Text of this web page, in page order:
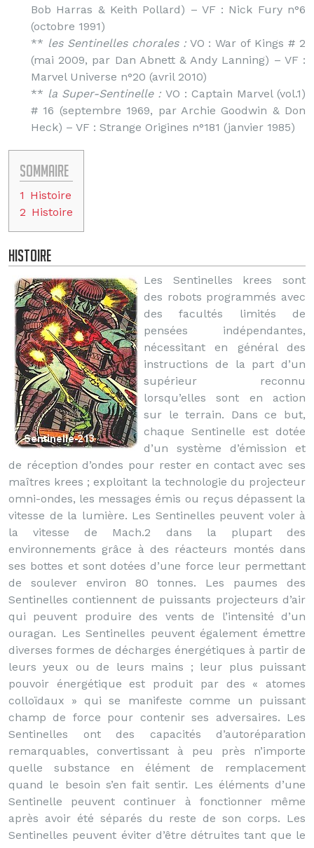
Bob Harras & Keith Pollard) – VF : Nick Fury n°6
(octobre 1991)
** les Sentinelles chorales :VO : War of Kings # 2
(mai 2009, par Dan Abnett & Andy Lanning) – VF :
Marvel Universe n°20 (avril 2010)
** la Super-Sentinelle : VO : Captain Marvel (vol.1)
# 16 (septembre 1969, par Archie Goodwin & Don
Heck) – VF : Strange Origines n°181 (janvier 1985)
Sommaire
1 Histoire
2 Histoire
Histoire
Les Sentinelles krees sont
des robots programmés avec
des facultés limités de
pensées indépendantes,
nécessitant en général des
instructions de la part d’un
supérieur reconnu
lorsqu’elles sont en action
sur le terrain. Dans ce but,
chaque Sentinelle est dotée
d’un système d’émission et
de réception d’ondes pour rester en contact avec ses
maîtres krees ; exploitant la technologie du projecteur
omni-ondes, les messages émis ou reçus dépassent la
vitesse de la lumière. Les Sentinelles peuvent voler à
la vitesse de Mach.2 dans la plupart des
environnements grâce à des réacteurs montés dans
ses bottes et sont dotées d’une force leur permettant
de soulever environ 80 tonnes. Les paumes des
Sentinelles contiennent de puissants projecteurs d’air
qui peuvent produire des vents de l’intensité d’un
ouragan. Les Sentinelles peuvent également émettre
diverses formes de décharges énergétiques à partir de
leurs yeux ou de leurs mains ; leur plus puissant
pouvoir énergétique est produit par des « atomes
colloïdaux » qui se manifeste comme un puissant
champ de force pour contenir ses adversaires. Les
Sentinelles ont des capacités d’autoréparation
remarquables, convertissant à peu près n’importe
quelle substance en élément de remplacement
quand le besoin s’en fait sentir. Les éléments d’une
Sentinelle peuvent continuer à fonctionner même
après avoir été séparés du reste de son corps. Les
Sentinelles peuvent éviter d’être détruites tant que le